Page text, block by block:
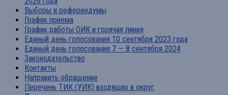
Выборы и референдумы
График приема
График работы ОИК и горячая линия
Единый день голосования 10 сентября 2023 года
Единый день голосования 7 — 8 сентября 2024
Законодательство
Контакты
Направить обращение
Перечень ТИК (УИК) входящих в округ